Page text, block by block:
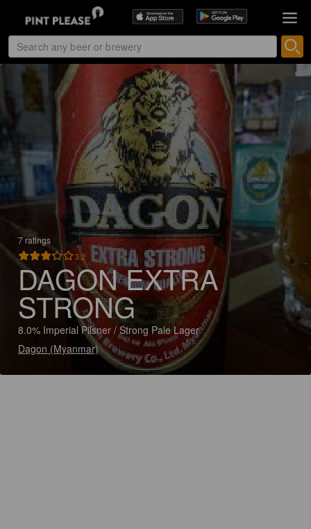
7 ratings
3.2
DAGON EXTRA
STRONG
8.0% Imperial Pilsner / Strong Pale Lager
Dagon (Myanmar)